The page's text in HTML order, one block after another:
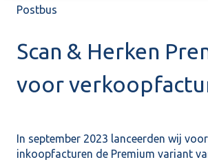
Postbus
Scan & Herken
voor
In september 2023 lanceerden wij
inkoopfacturen de Premium variant